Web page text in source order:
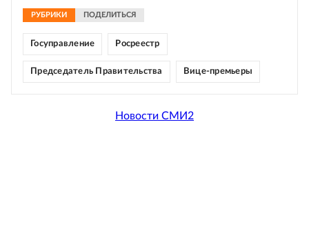
РУБРИКИ ПОДЕЛИТЬСЯ
Госуправление Росреестр
Председатель Правительства Вице-премьеры
Новости СМИ2